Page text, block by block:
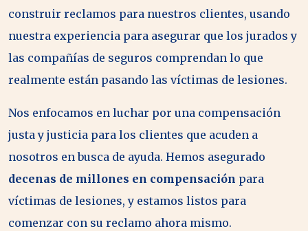
construir reclamos para nuestros clientes, usando
nuestra experiencia para asegurar que los jurados y
las compañías de seguros comprendan lo que
realmente están pasando las víctimas de lesiones.
Nos enfocamos en luchar por una compensación
justa y justicia para los clientes que acuden a
nosotros en busca de ayuda. Hemos asegurado
decenas de millones en compensación para
víctimas de lesiones, y estamos listos para
comenzar con su reclamo ahora mismo.